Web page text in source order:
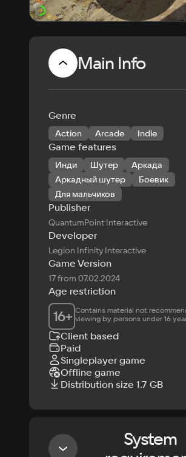
Main Info
Genre
Action Arcade Indie
Game features
Инди Шутер
Аркада
Аркадный шутер
Боевик
Для мальчиков
Publisher
QuantumPoint Interactive
Developer
Legion Infinity Interactive
Game Version
17 from 07.02.2024
Age restriction
16+ Contains material not
viewing by persons under 16
Client based
Paid
Singleplayer game
Offline game
Distribution size 1.7 GB
System